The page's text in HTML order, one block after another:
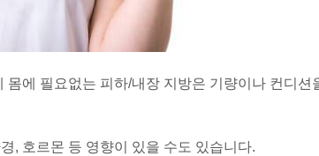
에 필요없는 피하/내장 지방은 기량이나 컨디션
, 호르몬 등 영향이 있을 수도 있습니다.